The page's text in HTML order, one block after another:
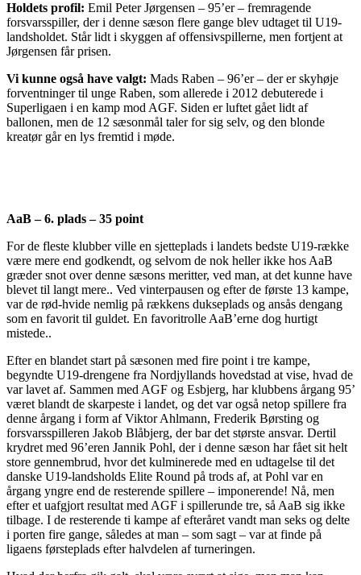
Holdets profil: Emil Peter Jørgensen – 95’er – fremragende
forsvarsspiller, der i denne sæson flere gange blev udtaget til U19-
landsholdet. Står lidt i skyggen af offensivspillerne, men fortjent at
Jørgensen får prisen.
Vi kunne også have valgt: Mads Raben – 96’er – der er skyhøje
forventninger til unge Raben, som allerede i 2012 debuterede i
Superligaen i en kamp mod AGF. Siden er luftet gået lidt af
ballonen, men de 12 sæsonmål taler for sig selv, og den blonde
kreatør går en lys fremtid i møde.
AaB – 6. plads – 35 point
For de fleste klubber ville en sjetteplads i landets bedste U19-række
være mere end godkendt, og selvom de nok heller ikke hos AaB
græder snot over denne sæsons meritter, ved man, at det kunne have
blevet til langt mere.. Ved vinterpausen og efter de første 13 kampe,
var de rød-hvide nemlig på rækkens dukseplads og ansås dengang
som en favorit til guldet. En favoritrolle AaB’erne dog hurtigt
mistede..
Efter en blandet start på sæsonen med fire point i tre kampe,
begyndte U19-drengene fra Nordjyllands hovedstad at vise, hvad de
var lavet af. Sammen med AGF og Esbjerg, har klubbens årgang 95’
været blandt de skarpeste i landet, og det var også netop spillere fra
denne årgang i form af Viktor Ahlmann, Frederik Børsting og
forsvarsspilleren Jakob Blåbjerg, der bar det største ansvar. Dertil
krydret med 96’eren Jannik Pohl, der i denne sæson har fået sit helt
store gennembrud, hvor det kulminerede med en udtagelse til det
danske U19-landsholds Elite Round på trods af, at Pohl var en
årgang yngre end de resterende spillere – imponerende! Nå, men
efter et uafgjort resultat med AGF i spillerunde tre, så AaB sig ikke
tilbage. I de resterende ti kampe af efteråret vandt man seks og delte
i porten fire gange, således at man – som sagt – var at finde på
ligaens førsteplads efter halvdelen af turneringen.